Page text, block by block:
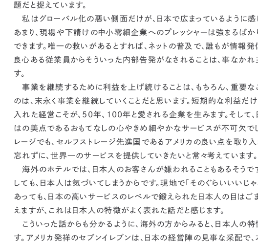
題だと捉えています。
私はグローバル化の悪い側面だけが、日本で広まっているように感
あまり、現場や下請けの中小零細企業へのプレッシャーは強まるば
できます。唯一の救いがあるとすれば、ネットの普及で、誰もが情報発
良心ある従業員からそういった内部告発がなされることは、事なか
す。
事業を継続するために利益を上げ続けることは、もちろん、重要な
のは、末永く事業を継続していくことだと思います。 短期的な利益だけ
入れた経営こそが、50年、100年と愛される企業を生みます。 そして
はの美点であるおもてなしの心やきめ細やかなサービスが不可欠でし
レージでも、セルフストレージ先進国であるアメリカの良い点を取り
忘れずに、世界一のサービスを提供していきたいと常々考えています。
海外のホテルでは、日本人のお客さんが嫌われることもあるそうで
しても、日本人は気づいてしまうからです。現地で「そのぐらいいいじ
あっても、日本の高いサービスのレベルで鍛えられた日本人の目はご
えますが、これは日本人の特徴がよく表れた話だと感じます。
こういった話からも分かるように、海外の方からみると、日本人の
す。アメリカ発祥のセブンイレブンは、日本の経営陣の見事な采配で